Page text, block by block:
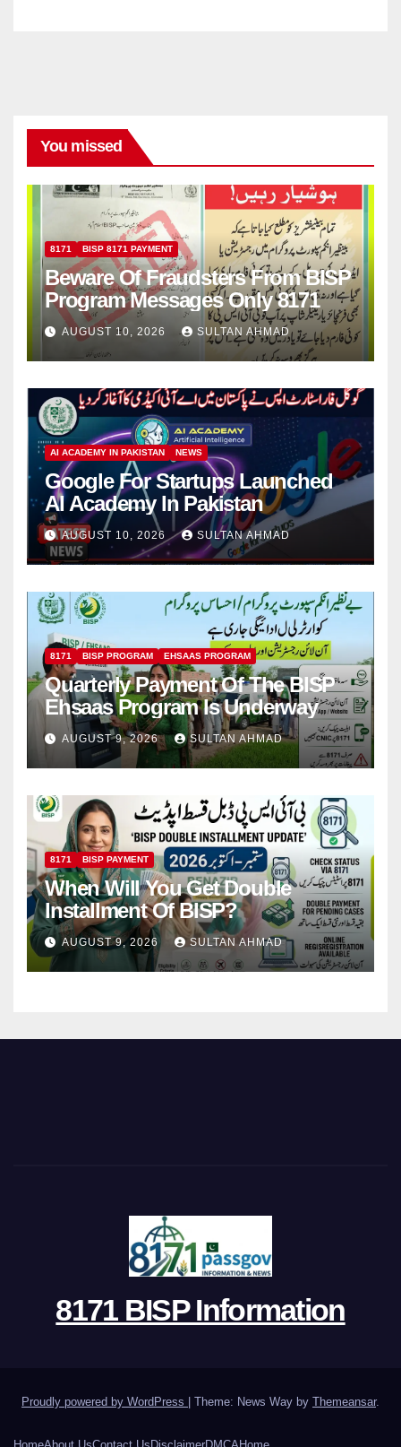
You missed
8171 BISP 8171 PAYMENT
Beware Of Fraudsters From BISP
Program Messages Only 8171
AUGUST 10, 2026 SULTAN AHMAD
AI ACADEMY IN PAKISTAN NEWS
Google For Startups Launched
AI Academy In Pakistan
AUGUST 10, 2026 SULTAN AHMAD
8171 BISP PROGRAM EHSAAS PROGRAM
Quarterly Payment Of The BISP
Ehsaas Program Is Underway
AUGUST 9, 2026 SULTAN AHMAD
8171 BISP PAYMENT
When Will You Get Double
Installment Of BISP?
AUGUST 9, 2026 SULTAN AHMAD
8171 BISP Information
Proudly powered by WordPress | Theme: News Way by Themeansar.